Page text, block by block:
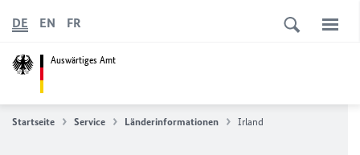
Auswärtiges Amt
DE EN FR
Startseite Service Länderinformationen Irland